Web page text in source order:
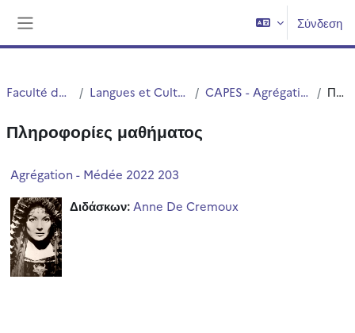
Σύνδεση
Faculté des Humanités Langues et Cultures Antiques (LCA) CAPES - Agrégation interne et Externe Περίληψη
Πληροφορίες μαθήματος
Agrégation - Médée 2022 203
Διδάσκων: Anne De Cremoux